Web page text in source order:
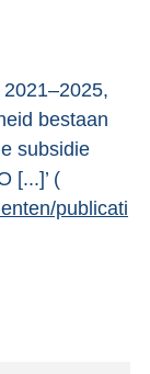
bestaan
subsidie
[...]’ (
x
publicati